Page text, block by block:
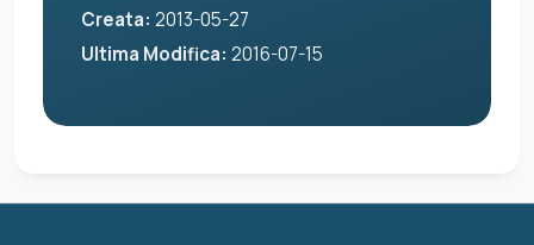
Creata: 2013-05-27
Ultima Modifica: 2016-07-15